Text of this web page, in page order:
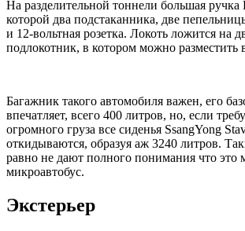
На разделительной тоннели большая
которой два подстаканника, две
и 12-вольтная розетка. Локоть ложится на
подлокотник, в котором можно разместить
Багажник такого автомобиля важен, его
впечатляет, всего 400 литров, но, если
огромного груза все сиденья SsangYong
откидываются, образуя аж 3240 литров.
равно не дают полного понимания что это
микроавтобус.
Экстерьер